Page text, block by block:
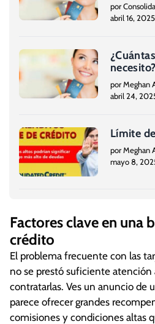
por
abril 16, 2025
necesito?
por Meghan
abril 24,
Límite
por Meghan
mayo 8,
Factores clave en una
crédito
El problema frecuente con las
no se prestó suficiente atención
contratarlas. Ves un anuncio de
parece ofrecer grandes
comisiones y condiciones altas